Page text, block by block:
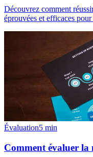
Découvrez comment
éprouvées et efficaces
Évaluation5 min
Comment évaluer